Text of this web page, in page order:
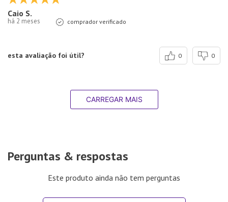
Caio S.
há 2 meses comprador verificado
esta avaliação foi útil? 0 0
CARREGAR MAIS
Perguntas & respostas
Este produto ainda não tem perguntas